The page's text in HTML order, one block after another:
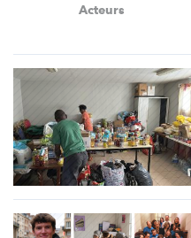
Acteurs